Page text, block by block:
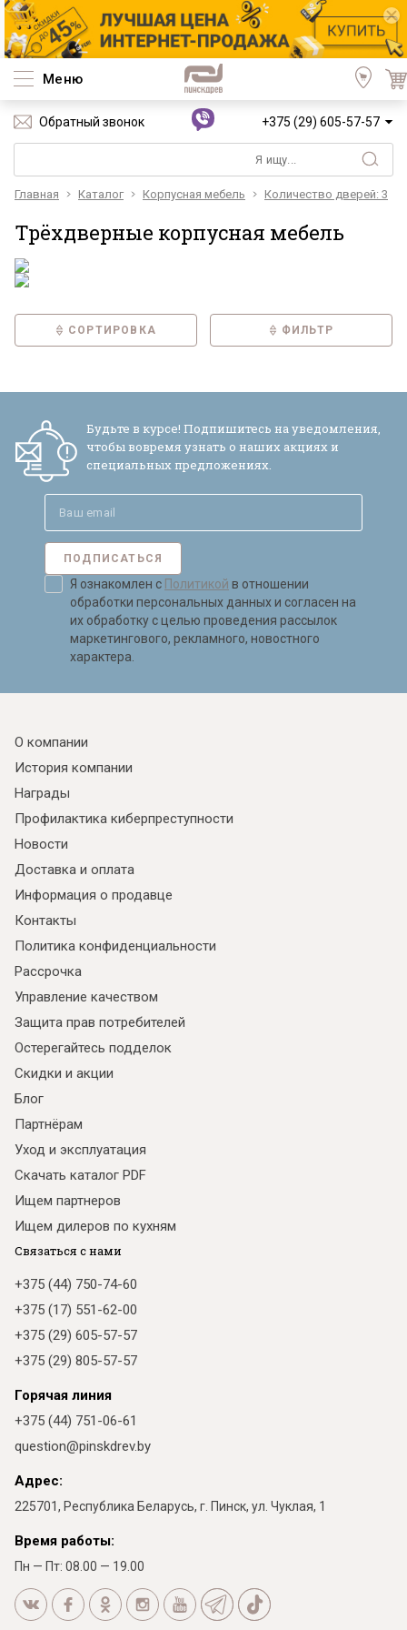
Я ознакомлен с
обработки персональных данных и
Меню
Обратный звонок +375 (29) 605-57-57
Главная Каталог Корпусная мебель Количество дверей: 3
Трёхдверные корпусная мебель
СОРТИРОВКА ФИЛЬТР
Будьте в курсе! Подпишитесь на уведомления,
чтобы вовремя узнать о наших акциях и
специальных предложениях.
ПОДПИСАТЬСЯ
Я ознакомлен с Политикой в отношении
обработки персональных данных и согласен на
их обработку с целью проведения рассылок
маркетингового, рекламного, новостного
характера.
О компании
История компании
Награды
Профилактика киберпреступности
Новости
Доставка и оплата
Информация о продавце
Контакты
Политика конфиденциальности
Рассрочка
Управление качеством
Защита прав потребителей
Остерегайтесь подделок
Скидки и акции
Блог
Партнёрам
Уход и эксплуатация
Скачать каталог PDF
Ищем партнеров
Ищем дилеров по кухням
Связаться с нами
+375 (44) 750-74-60
+375 (17) 551-62-00
+375 (29) 605-57-57
+375 (29) 805-57-57
Горячая линия
+375 (44) 751-06-61
question@pinskdrev.by
Адрес:
225701, Республика Беларусь, г. Пинск, ул. Чуклая, 1
Время работы:
Пн — Пт: 08.00 — 19.00